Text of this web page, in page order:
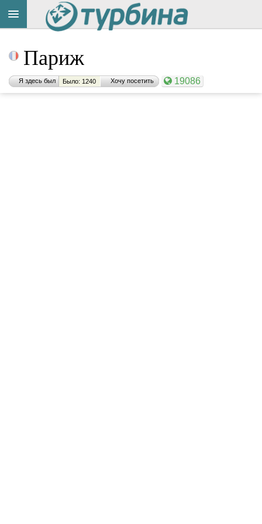
Париж
Я здесь был Было: 1240 Хочу посетить 19086